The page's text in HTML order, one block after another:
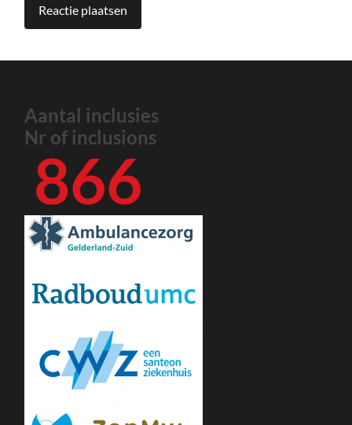
Aantal inclusies
Nr of inclusions
866